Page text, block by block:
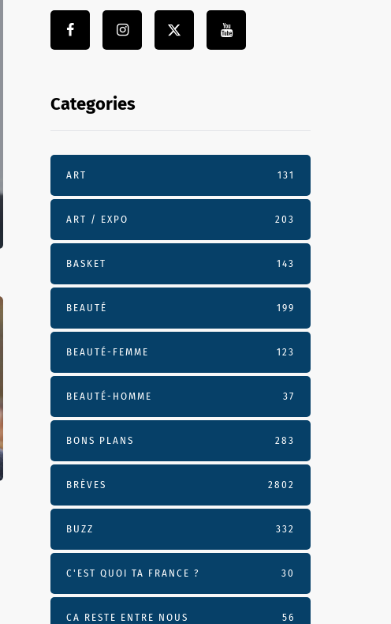
Categories
ART 131
ART / EXPO 203
BASKET 143
BEAUTÉ 199
BEAUTÉ-FEMME 123
BEAUTÉ-HOMME 37
BONS PLANS 283
BRÈVES 2802
BUZZ 332
C'EST QUOI TA FRANCE ? 30
CA RESTE ENTRE NOUS 56